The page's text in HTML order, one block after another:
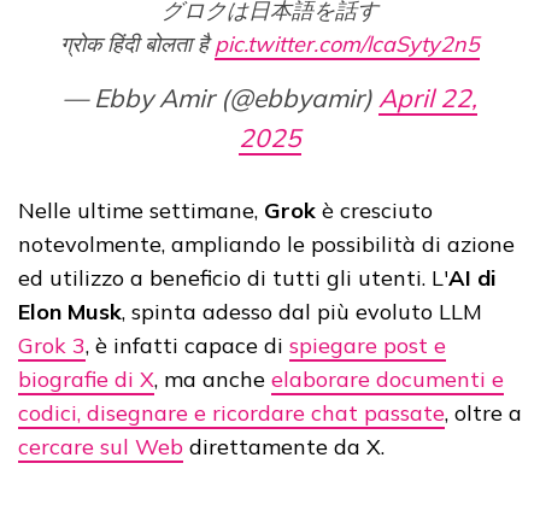
グロクは日本語を話す
ग्रोक हिंदी बोलता हैpic.twitter.com/lcaSyty2n5
— Ebby Amir (@ebbyamir) April 22,
2025
Nelle ultime settimane, Grok è cresciuto
notevolmente, ampliando le possibilità di azione
ed utilizzo a beneficio di tutti gli utenti. L'AI di
Elon Musk, spinta adesso dal più evoluto LLM
Grok 3, è infatti capace di spiegare post e
biografie di X, ma anche elaborare documenti e
codici, disegnare e ricordare chat passate, oltre a
cercare sul Web direttamente da X.